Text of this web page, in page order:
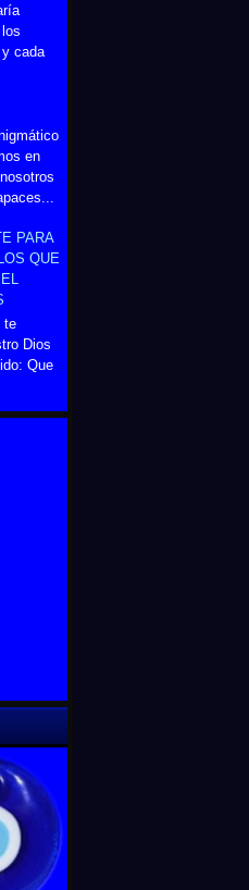
cada
en
PARA
QUE
te
Dios
Que